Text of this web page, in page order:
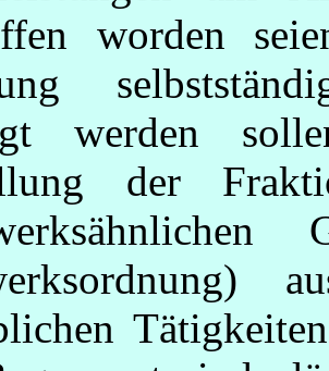
worden
werden
der